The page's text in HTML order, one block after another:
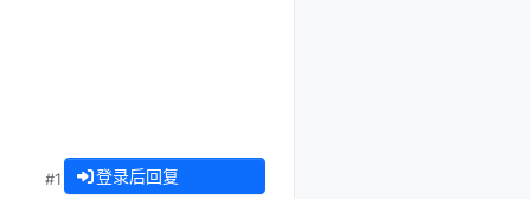
#1 登录后回复